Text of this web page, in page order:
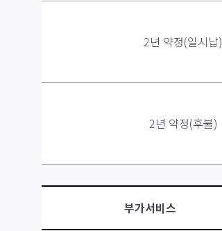
2년 약정(일시납)
2년 약정(후불)
부가서비스